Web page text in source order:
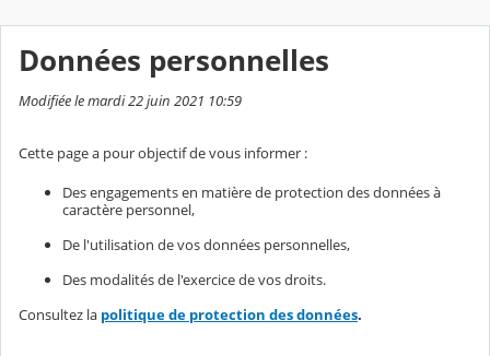
Données personnelles
Modifiée le mardi 22 juin 2021 10:59
Cette page a pour objectif de vous informer :
Des engagements en matière de protection des données à
caractère personnel,
De l'utilisation de vos données personnelles,
Des modalités de l'exercice de vos droits.
Consultez la politique de protection des données.